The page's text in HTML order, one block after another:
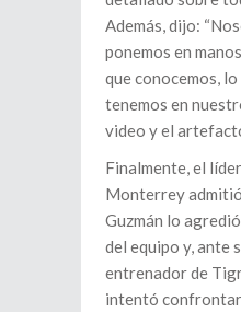
Además, dijo:
ponemos en
que conocemos,
tenemos en
video y el
Finalmente, el
Monterrey
Guzmán lo
del equipo y, ante
entrenador de
intentó